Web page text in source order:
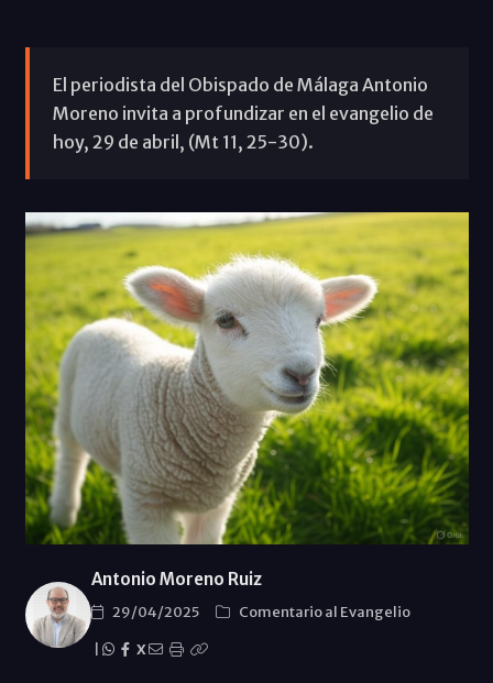
El periodista del Obispado de Málaga Antonio
Moreno invita a profundizar en el evangelio de
hoy, 29 de abril, (Mt 11, 25-30).
Antonio Moreno Ruiz
29/04/2025
Comentario al Evangelio
X